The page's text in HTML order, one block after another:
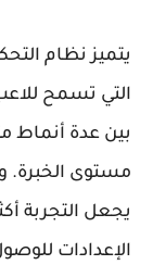
التي تسمح
بين عدة أنماط
مستوى الخبرة.
يجعل التجربة
الإعدادات